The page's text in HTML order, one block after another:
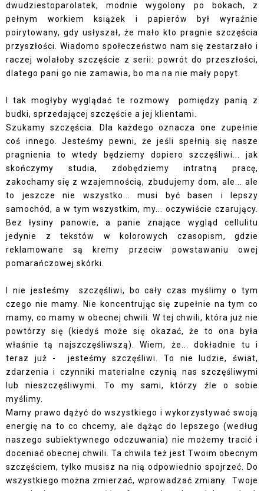
dwudziestoparolatek, modnie wygolony po bokach, z
pełnym workiem książek i papierów był wyraźnie
poirytowany, gdy usłyszał, że mało kto pragnie szczęścia
przyszłości. Wiadomo społeczeństwo nam się zestarzało i
raczej wolałoby szczęście z serii: powrót do przeszłości,
dlatego pani go nie zamawia, bo ma na nie mały popyt.
I tak mogłyby wyglądać te rozmowy pomiędzy panią z
budki, sprzedającej szczęście a jej klientami.
Szukamy szczęścia. Dla każdego oznacza one zupełnie
coś innego. Jesteśmy pewni, że jeśli spełnią się nasze
pragnienia to wtedy będziemy dopiero szczęśliwi... jak
skończymy studia, zdobędziemy intratną pracę,
zakochamy się z wzajemnością, zbudujemy dom, ale... ale
to jeszcze nie wszystko... musi być basen i lepszy
samochód, a w tym wszystkim, my... oczywiście czarujący.
Bez łysiny panowie, a panie znające wygląd cellulitu
jedynie z tekstów w kolorowych czasopism, gdzie
reklamowane są kremy przeciw powstawaniu owej
pomarańczowej skórki.
I nie jesteśmy szczęśliwi, bo cały czas myślimy o tym
czego nie mamy. Nie koncentrując się zupełnie na tym co
mamy, co mamy w obecnej chwili. W tej chwili, która już nie
powtórzy się (kiedyś może się okazać, że to ona była
właśnie tą najszczęśliwszą). Wiem, że... dokładnie tu i
teraz już - jesteśmy szczęśliwi. To nie ludzie, świat,
zdarzenia i czynniki materialne czynią nas szczęśliwymi
lub nieszczęśliwymi. To my sami, którzy źle o sobie
myślimy.
Mamy prawo dążyć do wszystkiego i wykorzystywać swoją
energię na to co chcemy, ale dążąc do lepszego (według
naszego subiektywnego odczuwania) nie możemy tracić i
doceniać obecnej chwili. Ta chwila też jest Twoim obecnym
szczęściem, tylko musisz na nią odpowiednio spojrzeć. Do
wszystkiego można zmierzać, wprowadzać zmiany. Twoje